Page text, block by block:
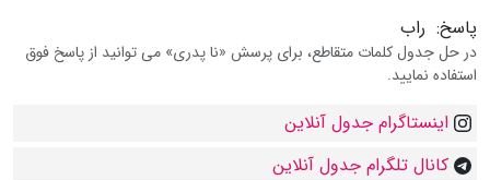
پاسخ: راب
در حل جدول کلمات متقاطع، برای پرسش «نا پدری» می توانید از پاسخ فوق
استفاده نمایید.
اینستاگرام جدول آنلاین
کانال تلگرام جدول آنلاین